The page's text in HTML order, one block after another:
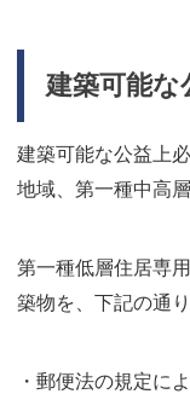
建築可能な
建築可能な公益上
地域、第一種中高
第一種低層住居専
築物を、下記の通
・郵便法の規定に